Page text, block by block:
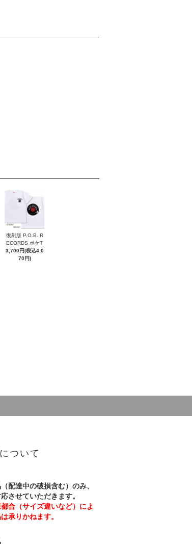
復刻版 P.O.B. R
ECORDS ポケT
3,700円(税込4,0
70円)
ついて
配達中の破損含む）のみ、
させていただきます。
合（サイズ違いなど）によ
承りかねます。